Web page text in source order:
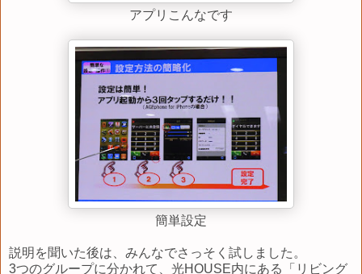
アプリこんなです
簡単設定
説明を聞いた後は、みんなでさっそく試しました。
3つのグループに分かれて、光HOUSE内にある「リビング